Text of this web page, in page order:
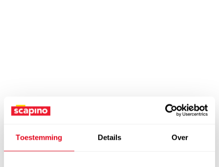
Toestemming Details Over